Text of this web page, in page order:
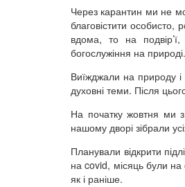
Через карантин ми не
благовістити
вдома, то на
богослужіння на природі.
Виїжджали на природу і
духовні теми. Після
На початку жовтня ми з
нашому дворі зібрали
Планували відкрити
на covid, місяць були
як і раніше.